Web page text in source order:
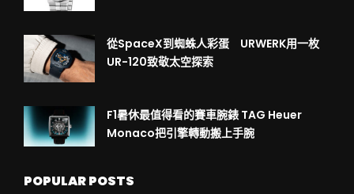
從SpaceX到蜘蛛人彩蛋 URWERK用一枚
UR-120致敬太空探索
F1暑休最值得看的賽車腕錶 TAG Heuer
Monaco把引擎轉動搬上手腕
POPULAR POSTS